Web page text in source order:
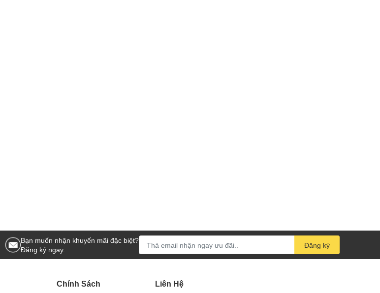
Bạn muốn nhận khuyến mãi đặc biệt?
Đăng ký ngay.
Đăng ký
Chính Sách Liên Hệ